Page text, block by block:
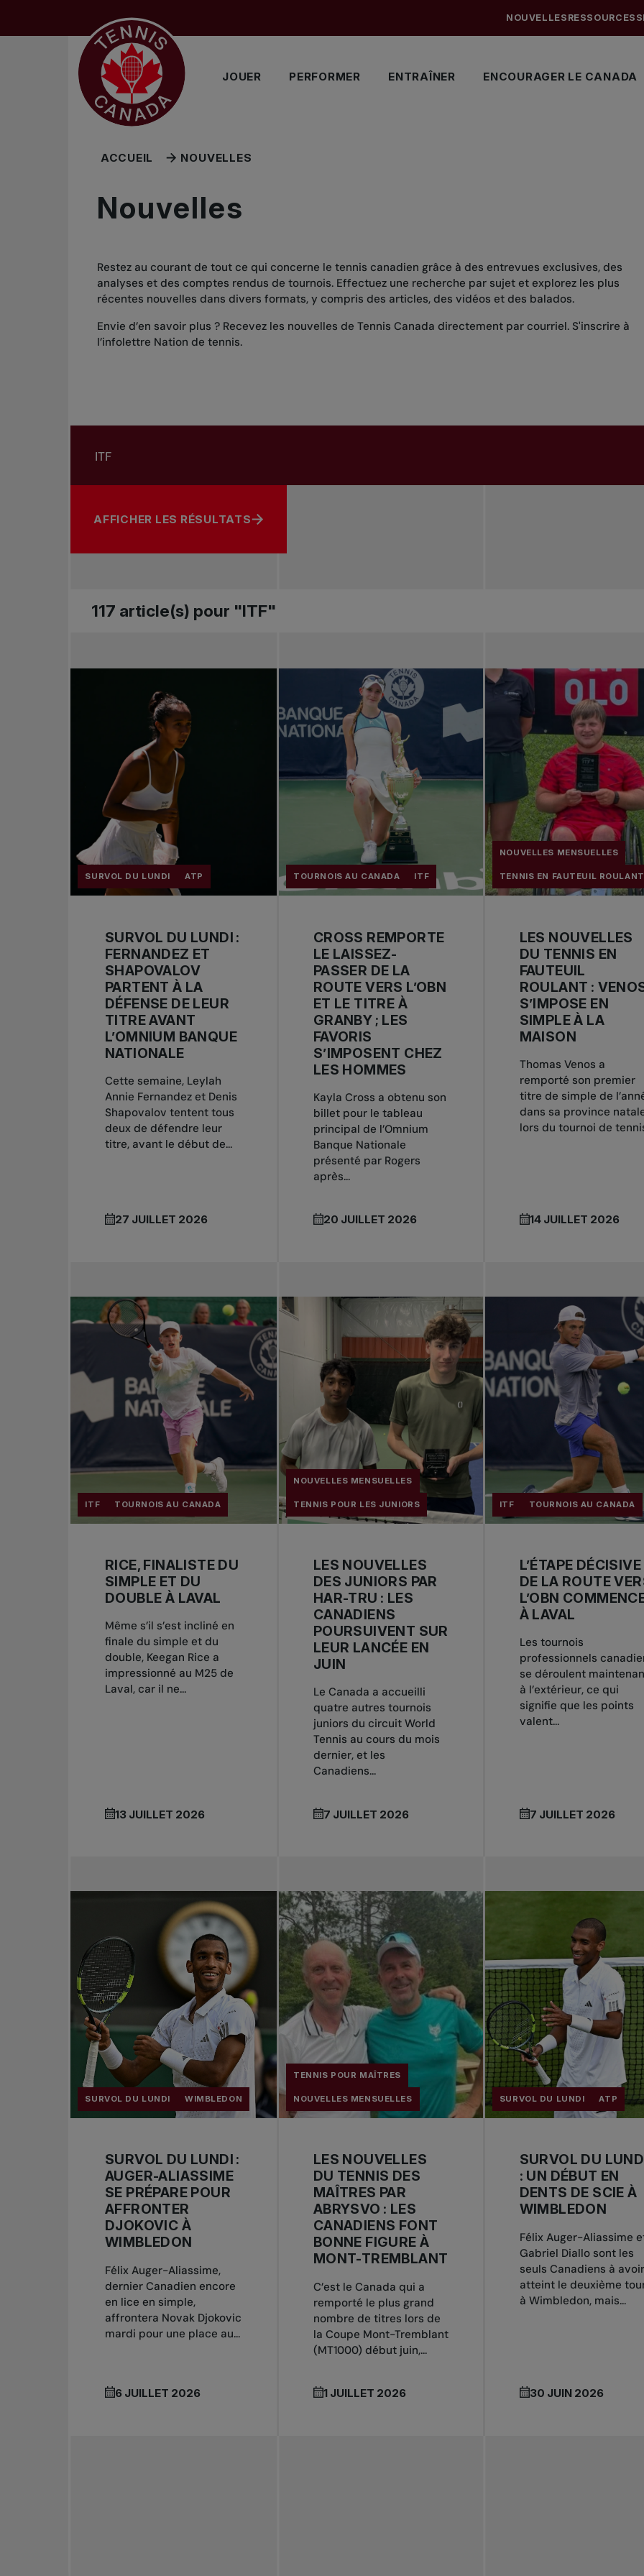
JOUER PERFORMER ENTRAÎNER ENCOURAGER LE CANADA
NOUVELLES RESSOURCES
ACCUEIL NOUVELLES
Nouvelles
Restez au courant de tout ce qui concerne le tennis canadien grâce à des entrevues exclusives, des
analyses et des comptes rendus de tournois. Effectuez une recherche par sujet et explorez les plus
récentes nouvelles dans divers formats, y compris des articles, des vidéos et des balados.
Envie d’en savoir plus ? Recevez les nouvelles de Tennis Canada directement par courriel. S'inscrire à
l’infolettre Nation de tennis.
Rechercher par sujet, joueur ou autre
AFFICHER LES RÉSULTATS
117 article(s) pour "ITF"
SURVOL DU LUNDI ATP
SURVOL DU LUNDI :
FERNANDEZ ET
SHAPOVALOV
PARTENT À LA
DÉFENSE DE LEUR
TITRE AVANT
L’OMNIUM BANQUE
NATIONALE
Cette semaine, Leylah
Annie Fernandez et Denis
Shapovalov tentent tous
deux de défendre leur
titre, avant le début de...
27 JUILLET 2026
TOURNOIS AU CANADA ITF
CROSS REMPORTE
LE LAISSEZ-
PASSER DE LA
ROUTE VERS L’OBN
ET LE TITRE À
GRANBY ; LES
FAVORIS
S’IMPOSENT CHEZ
LES HOMMES
Kayla Cross a obtenu son
billet pour le tableau
principal de l’Omnium
Banque Nationale
présenté par Rogers
après...
20 JUILLET 2026
NOUVELLES MENSUELLES
TENNIS EN FAUTEUIL ROULANT
LES NOUVELLES
DU TENNIS EN
FAUTEUIL
ROULANT :
S’IMPOSE EN
SIMPLE À LA
MAISON
Thomas Venos a
remporté son premier
titre de simple de
dans sa province
lors du tournoi de
14 JUILLET 2026
ITF TOURNOIS AU CANADA
RICE, FINALISTE DU
SIMPLE ET DU
DOUBLE À LAVAL
Même s’il s’est incliné en
finale du simple et du
double, Keegan Rice a
impressionné au M25 de
Laval, car il ne...
13 JUILLET 2026
NOUVELLES MENSUELLES
TENNIS POUR LES JUNIORS
LES NOUVELLES
DES JUNIORS PAR
HAR-TRU : LES
CANADIENS
POURSUIVENT SUR
LEUR LANCÉE EN
JUIN
Le Canada a accueilli
quatre autres tournois
juniors du circuit World
Tennis au cours du mois
dernier, et les
Canadiens...
7 JUILLET 2026
ITF TOURNOIS AU CANADA
L’ÉTAPE DÉCISIVE
DE LA ROUTE
L’OBN
À LAVAL
Les tournois
professionnels
se déroulent
à l’extérieur, ce qui
signifie que les points
valent...
7 JUILLET 2026
SURVOL DU LUNDI WIMBLEDON
SURVOL DU LUNDI :
AUGER-ALIASSIME
SE PRÉPARE POUR
AFFRONTER
DJOKOVIC À
WIMBLEDON
Félix Auger-Aliassime,
dernier Canadien encore
en lice en simple,
affrontera Novak Djokovic
mardi pour une place au...
6 JUILLET 2026
TENNIS POUR MAÎTRES
NOUVELLES MENSUELLES
LES NOUVELLES
DU TENNIS DES
MAÎTRES PAR
ABRYSVO : LES
CANADIENS FONT
BONNE FIGURE À
MONT-TREMBLANT
C’est le Canada qui a
remporté le plus grand
nombre de titres lors de
la Coupe Mont-Tremblant
(MT1000) début juin,...
1 JUILLET 2026
SURVOL DU LUNDI ATP
SURVOL DU
: UN DÉBUT EN
DENTS DE SCIE À
WIMBLEDON
Félix Auger-Aliassime
Gabriel Diallo sont les
seuls Canadiens à avoir
atteint le deuxième
à Wimbledon, mais...
30 JUIN 2026